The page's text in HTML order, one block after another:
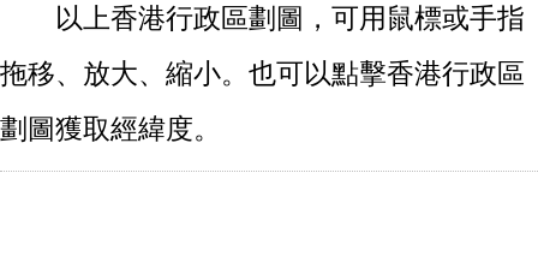
以上香港行政區劃圖，可用鼠標或手指
拖移、放大、縮小。也可以點擊香港行政區
劃圖獲取經緯度。